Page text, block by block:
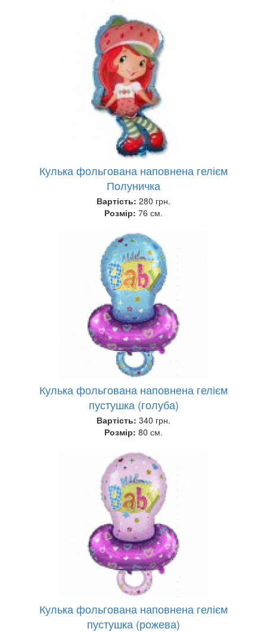
Кулька фольгована наповнена гелієм
Полуничка
Вартість: 280 грн.
Розмір: 76 см.
Кулька фольгована наповнена гелієм
пустушка (голуба)
Вартість: 340 грн.
Розмір: 80 см.
Кулька фольгована наповнена гелієм
пустушка (рожева)